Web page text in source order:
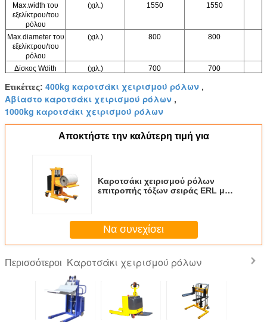
Max.width του
εξελίκτρου/του
ρόλου
(χιλ.) 1550 1550
Max.diameter του
εξελίκτρου/του
ρόλου
(χιλ.) 800 800
Δίσκος Wdith
(χιλ.) 700 700
Γενικό μήκος (χιλ.) 1165
Γενικό Wdith
(χιλ.) 700
Γενικό ύψος
(χιλ.) 1130
Καθαρό βάρος
(κλ) 190 200
Ετικέττες: 400kg καροτσάκι χειρισμού ρόλων ,
Αβίαστο καροτσάκι χειρισμού ρόλων ,
1000kg καροτσάκι χειρισμού ρόλων
Αποκτήστε την καλύτερη τιμή για
Καροτσάκι χειρισμού ρόλων
επιτροπής τόξων σειράς ERL με
ανελκυστήρων ικανότητας
1000Kg
Να συνεχίσει
Περισσότεροι Καροτσάκι χειρισμού ρόλων